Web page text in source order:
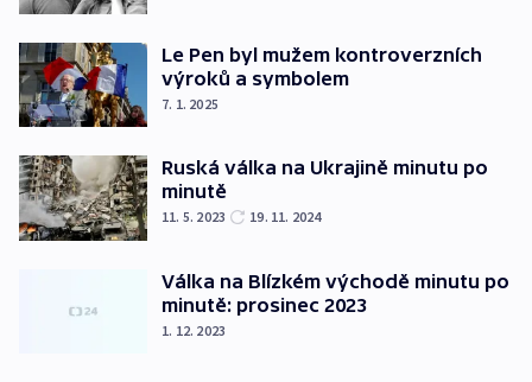
Le Pen byl mužem kontroverzních
výroků a symbolem
7. 1. 2025
Ruská válka na Ukrajině minutu po
minutě
11. 5. 2023 19. 11. 2024
Válka na Blízkém východě minutu po
minutě: prosinec 2023
1. 12. 2023